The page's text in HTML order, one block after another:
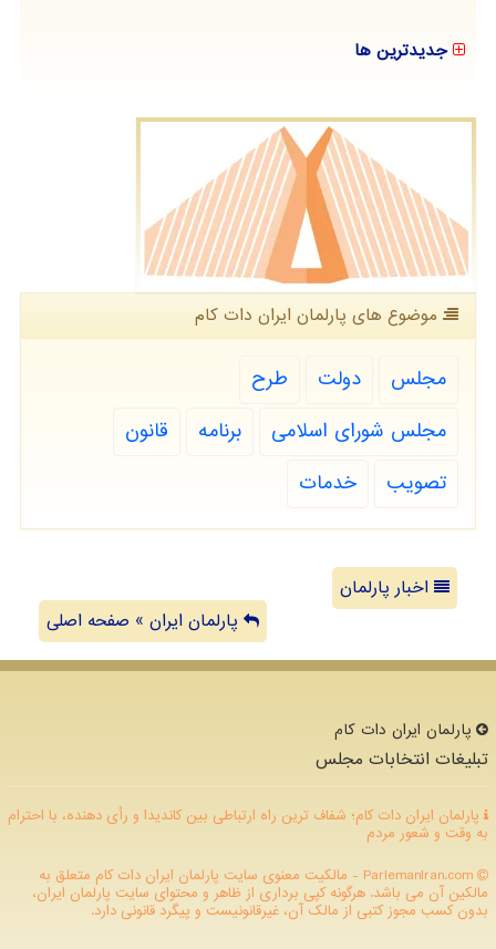
جدیدترین ها
موضوع های پارلمان ایران دات كام
مجلس دولت
طرح
مجلس شورای اسلامی
برنامه
قانون
تصویب
خدمات
اخبار پارلمان
پارلمان ایران » صفحه اصلی
پارلمان ایران دات كام
تبلیغات انتخابات مجلس
پارلمان ایران دات کام؛ شفاف ترین راه ارتباطی بین کاندیدا و رأی دهنده، با احترام
به وقت و شعور مردم
ParlemanIran.com - مالکیت معنوی سایت پارلمان ایران دات كام متعلق به
مالکین آن می باشد. هرگونه کپی برداری از ظاهر و محتوای سایت پارلمان ایران،
بدون کسب مجوز کتبی از مالک آن، غیرقانونیست و پیگرد قانونی دارد.